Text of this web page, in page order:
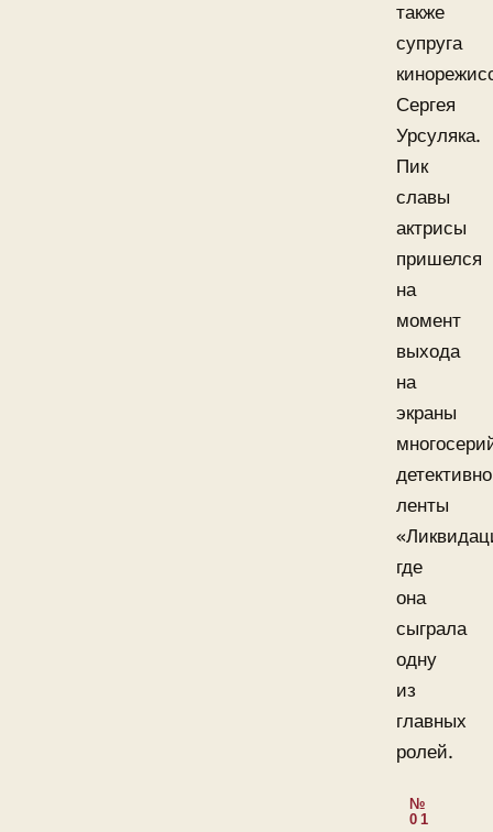
также
супруга
Сергея
Урсуляка.
Пик
славы
актрисы
пришелся
на
момент
выхода
на
экраны
ленты
где
она
сыграла
одну
из
главных
ролей.